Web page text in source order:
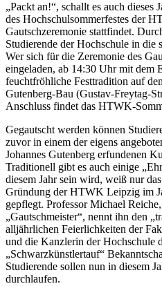
„Packt an!“, schallt es auch dieses
des Hochschulsommerfestes der
Gautschzeremonie stattfindet.
Studierende der Hochschule in die
Wer sich für die Zeremonie des
eingeladen, ab 14:30 Uhr mit dem
feuchtfröhliche Festtradition auf
Gutenberg-Bau (Gustav-Freytag-
Anschluss findet das HTWK-
Gegautscht werden können
zuvor in einem der eigens
Johannes Gutenberg erfundenen
Traditionell gibt es auch einige
diesem Jahr sein wird, weiß nur
Gründung der HTWK Leipzig im
gepflegt. Professor Michael
„Gautschmeister“, nennt ihn den
alljährlichen Feierlichkeiten der
und die Kanzlerin der Hochschule
„Schwarzkünstlertauf“
Studierende sollen nun in diesem
durchlaufen.